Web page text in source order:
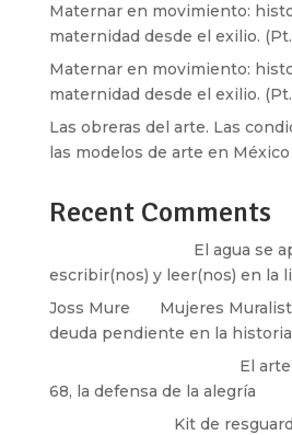
Maternar en movimiento:
maternidad desde el exilio.
Maternar en movimiento:
maternidad desde el exilio.
Las obreras del arte. Las
las modelos de arte en México
Recent Comments
El agua se
escribir(nos) y leer(nos) en la
Joss Mure
Mujeres
deuda pendiente en la
El
68, la defensa de la alegría
Kit de